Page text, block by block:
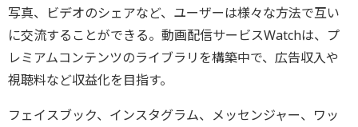
写真、ビデオのシェアなど、ユーザーは様々な方法で互い
に交流することができる。動画配信サービスWatchは、プ
レミアムコンテンツのライブラリを構築中で、広告収入や
視聴料など収益化を目指す。
フェイスブック、インスタグラム、メッセンジャー、ワッ